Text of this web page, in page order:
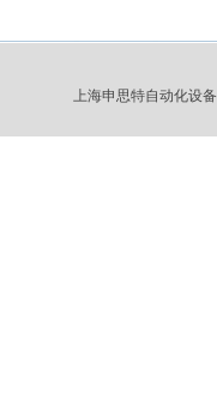
上海申思特自动化设